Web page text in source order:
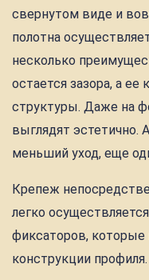
свернутом виде и
полотна
несколько
остается зазора, а
структуры. Даже на
выглядят эстетично.
меньший уход, еще
Крепеж
легко
фиксаторов,
конструкции профиля.